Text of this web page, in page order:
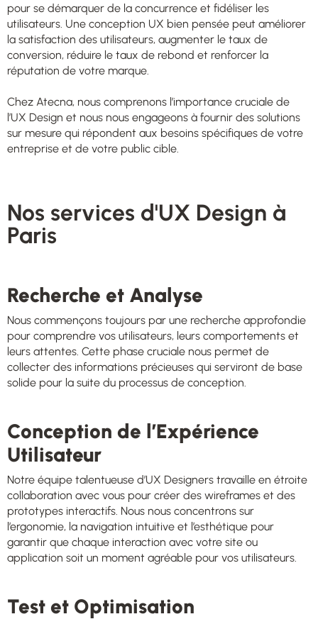
pour se démarquer de la concurrence et fidéliser les
utilisateurs. Une conception UX bien pensée peut améliorer
la satisfaction des utilisateurs, augmenter le taux de
conversion, réduire le taux de rebond et renforcer la
réputation de votre marque.
Chez Atecna, nous comprenons l’importance cruciale de
l’UX Design et nous nous engageons à fournir des solutions
sur mesure qui répondent aux besoins spécifiques de votre
entreprise et de votre public cible.
Nos services d'UX Design à
Paris
Recherche et Analyse
Nous commençons toujours par une recherche approfondie
pour comprendre vos utilisateurs, leurs comportements et
leurs attentes. Cette phase cruciale nous permet de
collecter des informations précieuses qui serviront de base
solide pour la suite du processus de conception.
Conception de l’Expérience
Utilisateur
Notre équipe talentueuse d’UX Designers travaille en étroite
collaboration avec vous pour créer des wireframes et des
prototypes interactifs. Nous nous concentrons sur
l’ergonomie, la navigation intuitive et l’esthétique pour
garantir que chaque interaction avec votre site ou
application soit un moment agréable pour vos utilisateurs.
Test et Optimisation